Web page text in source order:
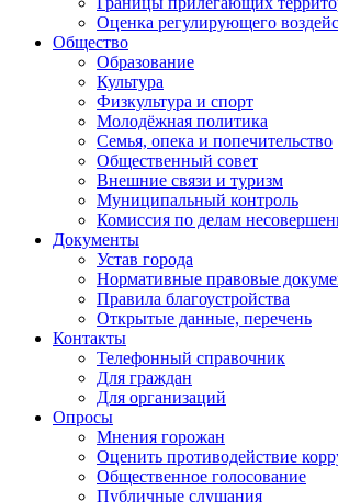
Оценка регулирующего
Общество
Образование
Культура
Физкультура и спорт
Молодёжная политика
Семья, опека и попечительство
Общественный совет
Внешние связи и туризм
Муниципальный контроль
Комиссия по делам
Документы
Устав города
Нормативные правовые
Правила благоустройства
Открытые данные, перечень
Контакты
Телефонный справочник
Для граждан
Для организаций
Опросы
Мнения горожан
Оценить противодействие
Общественное голосование
Публичные слушания